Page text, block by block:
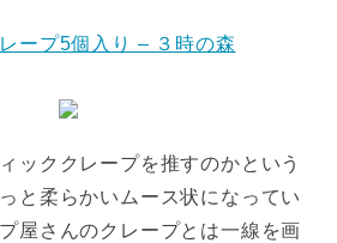
ープ5個入り – ３時の森
ッククレープを推すのかという
と柔らかいムース状になってい
屋さんのクレープとは一線を画